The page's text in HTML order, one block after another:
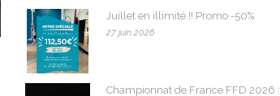
Juillet en illimité !! Promo -50%
27 juin 2026
Championnat de France FFD 2026 :